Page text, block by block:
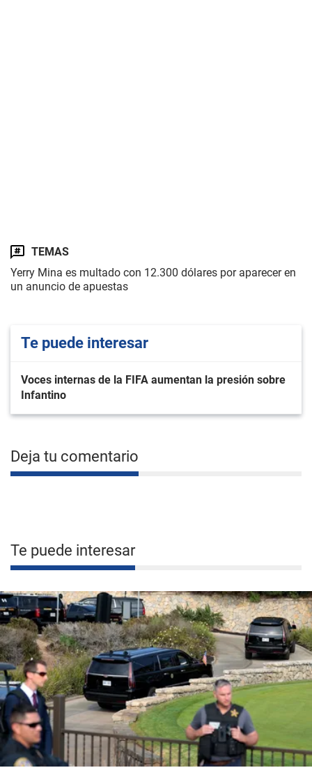
TEMAS
Yerry Mina es multado con 12.300 dólares por aparecer en
un anuncio de apuestas
Te puede interesar
Voces internas de la FIFA aumentan la presión sobre
Infantino
Deja tu comentario
Te puede interesar